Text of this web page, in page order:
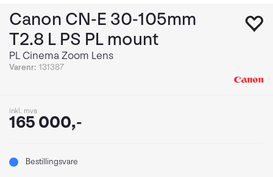
Canon CN-E 30-105mm
T2.8 L PS PL mount
PL Cinema Zoom Lens
Varenr: 131387
inkl. mva
165 000,-
Bestillingsvare